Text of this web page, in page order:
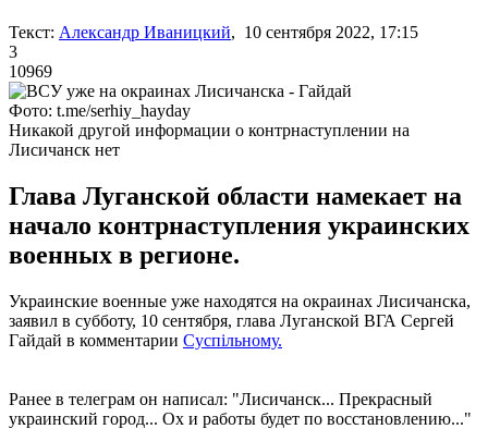
Текст: Александр Иваницкий, 10 сентября 2022, 17:15
3
10969
Фото: t.me/serhiy_hayday
Никакой другой информации о контрнаступлении на
Лисичанск нет
Глава Луганской области намекает на
начало контрнаступления украинских
военных в регионе.
Украинские военные уже находятся на окраинах Лисичанска,
заявил в субботу, 10 сентября, глава Луганской ВГА Сергей
Гайдай в комментарии Суспiльному.
Ранее в телеграм он написал: "Лисичанск... Прекрасный
украинский город... Ох и работы будет по восстановлению..."